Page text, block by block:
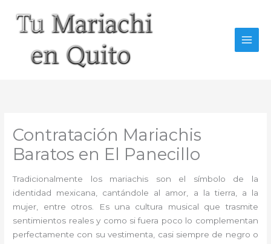
contenido
Contratación Mariachis
Baratos en El Panecillo
Tradicionalmente los mariachis son el símbolo de la
identidad mexicana, cantándole al amor, a la tierra, a la
mujer, entre otros. Es una cultura musical que trasmite
sentimientos reales y como si fuera poco lo complementan
perfectamente con su vestimenta, casi siempre de negro o